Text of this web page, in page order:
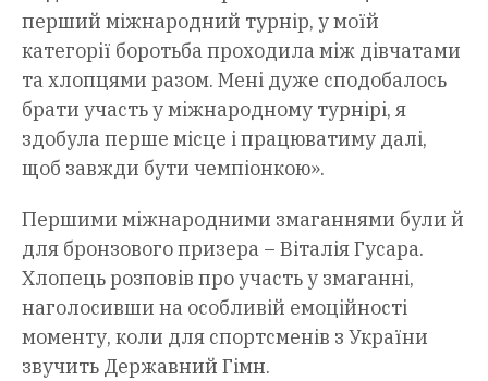
перший міжнародний турнір, у моїй
категорії боротьба проходила між дівчатами
та хлопцями разом. Мені дуже сподобалось
брати участь у міжнародному турнірі, я
здобула перше місце і працюватиму далі,
щоб завжди бути чемпіонкою».
Першими міжнародними змаганнями були й
для бронзового призера – Віталія Гусара.
Хлопець розповів про участь у змаганні,
наголосивши на особливій емоційності
моменту, коли для спортсменів з України
звучить Державний Гімн.